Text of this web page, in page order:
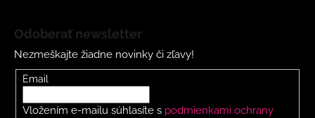
Odoberať newsletter
Nezmeškajte žiadne novinky či zľavy!
Email
Vložením e-mailu súhlasíte s podmienkami ochrany